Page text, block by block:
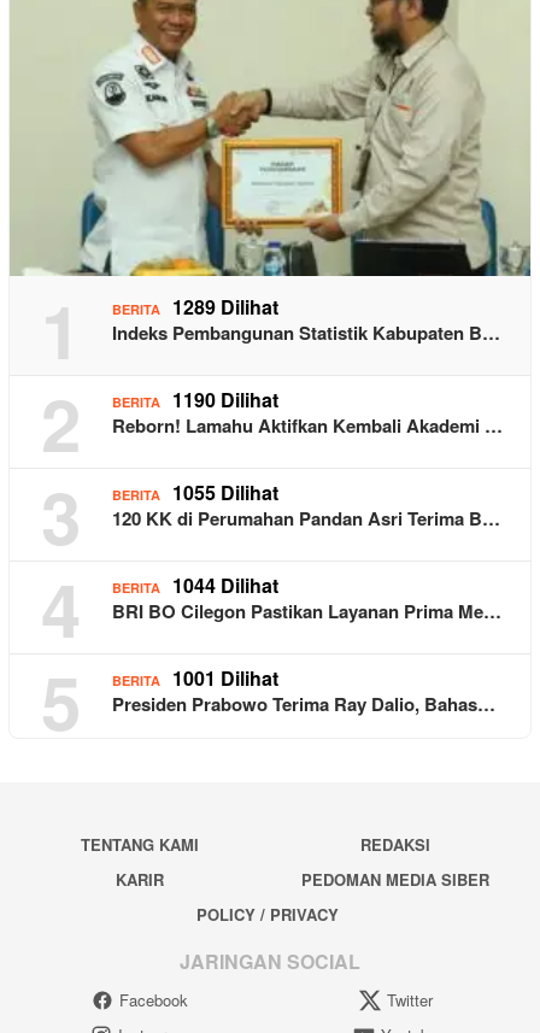
1 BERITA 1289 Dilihat
Indeks Pembangunan Statistik Kabupaten B…
2 BERITA 1190 Dilihat
Reborn! Lamahu Aktifkan Kembali Akademi …
3 BERITA 1055 Dilihat
120 KK di Perumahan Pandan Asri Terima B…
4 BERITA 1044 Dilihat
BRI BO Cilegon Pastikan Layanan Prima Me…
5 BERITA 1001 Dilihat
Presiden Prabowo Terima Ray Dalio, Bahas…
TENTANG KAMI
REDAKSI
KARIR
PEDOMAN MEDIA SIBER
POLICY / PRIVACY
JARINGAN SOCIAL
Facebook
Twitter